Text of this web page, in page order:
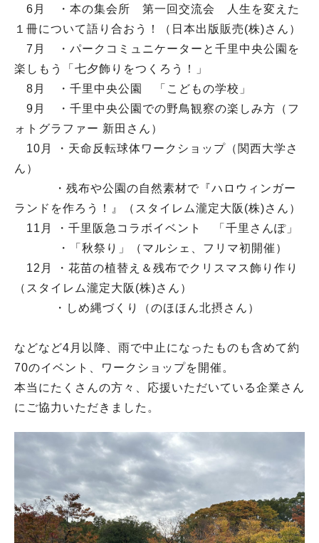
6月 ・本の集会所 第一回交流会 人生を変えた
１冊について語り合おう！（日本出版販売(株)さん）
7月 ・パークコミュニケーターと千里中央公園を
楽しもう「七夕飾りをつくろう！」
8月 ・千里中央公園 「こどもの学校」
9月 ・千里中央公園での野鳥観察の楽しみ方（フ
ォトグラファー 新田さん）
10月 ・天命反転球体ワークショップ（関西大学さ
ん）
・残布や公園の自然素材で『ハロウィンガー
ランドを作ろう！』（スタイレム瀧定大阪(株)さん）
11月 ・千里阪急コラボイベント 「千里さんぽ」
・「秋祭り」（マルシェ、フリマ初開催）
12月 ・花苗の植替え＆残布でクリスマス飾り作り
（スタイレム瀧定大阪(株)さん）
・しめ縄づくり（のほほん北摂さん）
などなど4月以降、雨で中止になったものも含めて約
70のイベント、ワークショップを開催。
本当にたくさんの方々、応援いただいている企業さん
にご協力いただきました。